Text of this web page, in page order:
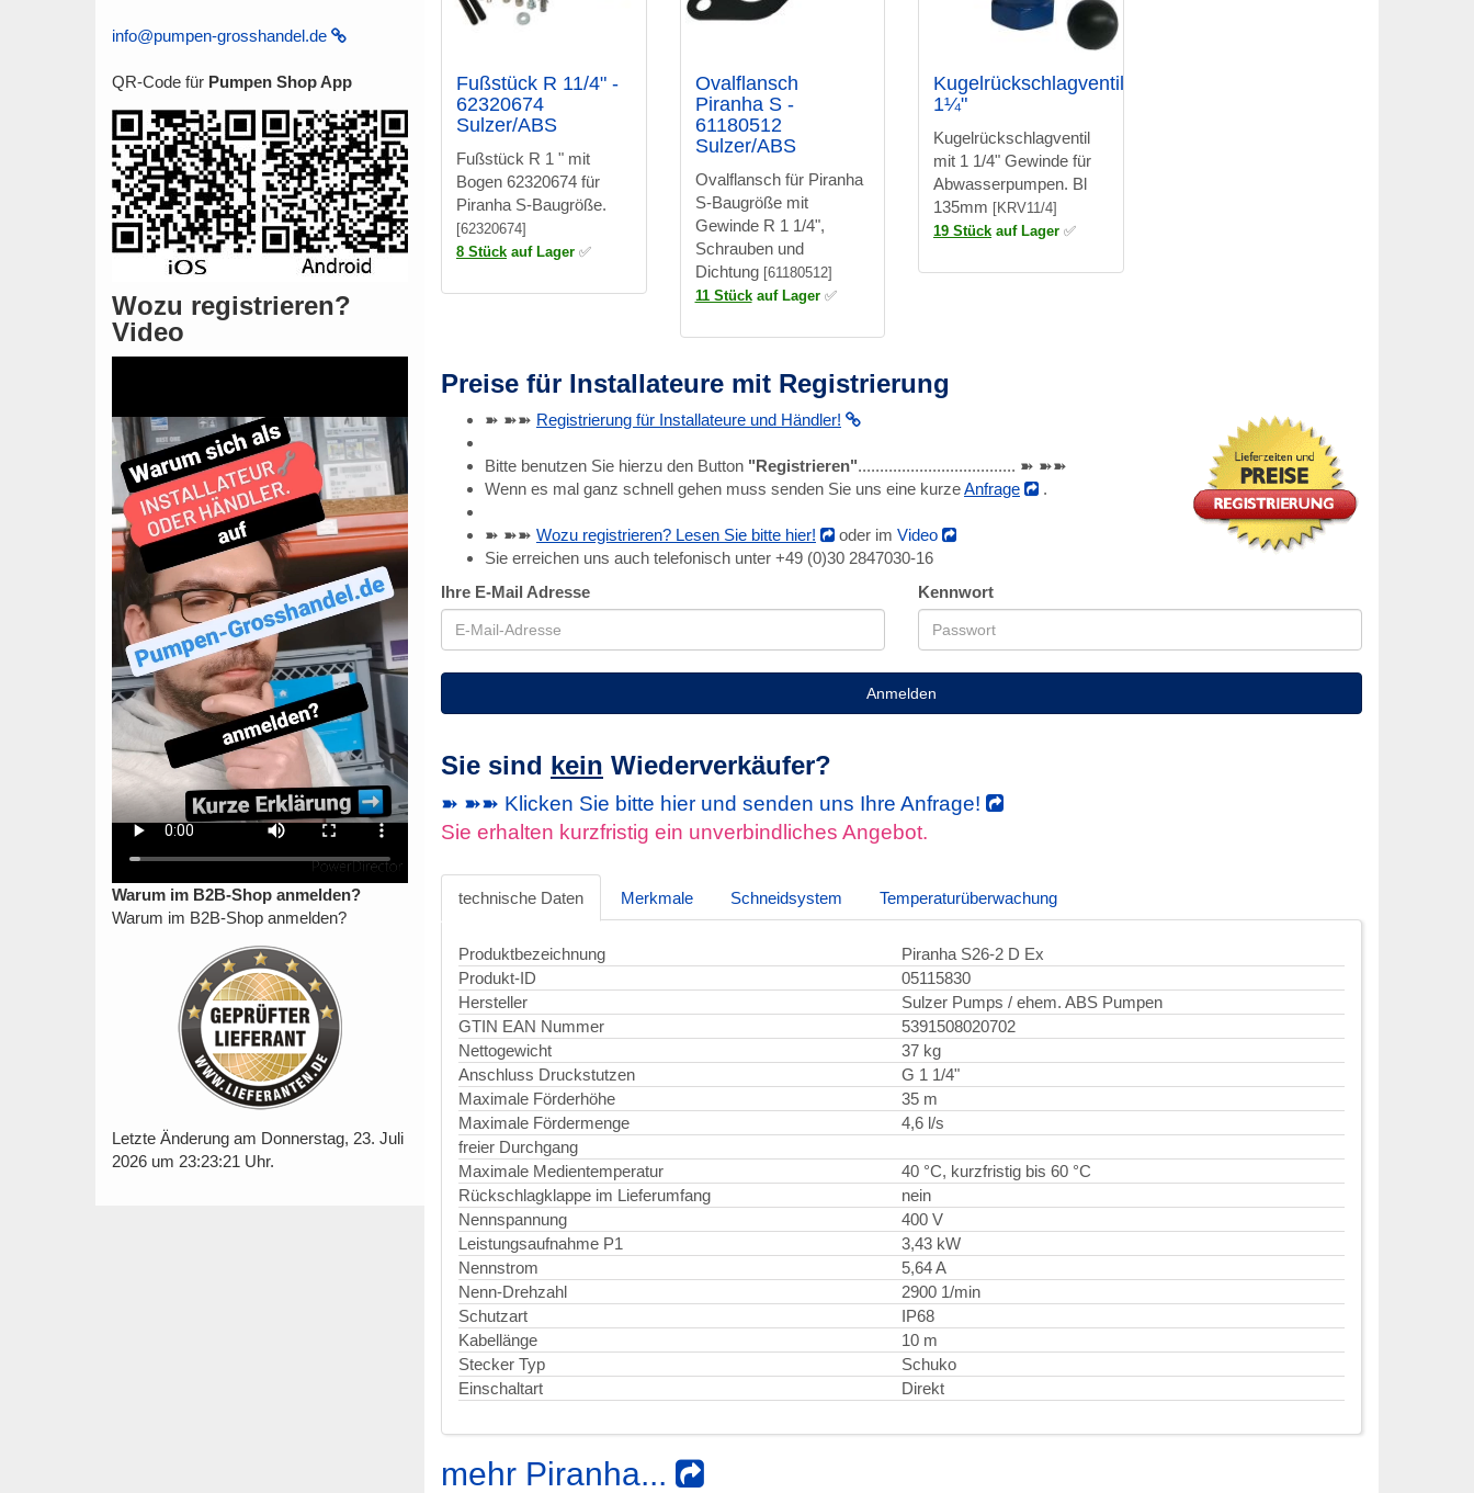
info@pumpen-grosshandel.de
QR-Code für Pumpen Shop App
Wozu registrieren?
Video
Warum im B2B-Shop anmelden?
Warum im B2B-Shop anmelden?
Letzte Änderung am Donnerstag, 23. Juli
2026 um 23:23:21 Uhr.
Fußstück R 11/4" -
62320674
Sulzer/ABS
Fußstück R 1 " mit
Bogen 62320674 für
Piranha S-Baugröße.
[62320674]
8 Stück auf Lager ✅
Ovalflansch
Piranha S -
61180512
Sulzer/ABS
Ovalflansch für Piranha
S-Baugröße mit
Gewinde R 1 1/4",
Schrauben und
Dichtung [61180512]
11 Stückauf Lager✅
Kugelrückschlagventil
1¼"
Kugelrückschlagventil
mit 1 1/4" Gewinde für
Abwasserpumpen. Bl
135mm [KRV11/4]
19 Stück auf Lager ✅
Preise für Installateure mit Registrierung
➽ ➽➽ Registrierung für Installateure und Händler!
Bitte benutzen Sie hierzu den Button "Registrieren".................................... ➽ ➽➽
Wenn es mal ganz schnell gehen muss senden Sie uns eine kurzeAnfrage .
➽ ➽➽ Wozu registrieren? Lesen Sie bitte hier! oder im Video
Sie erreichen uns auch telefonisch unter +49 (0)30 2847030-16
Ihre E-Mail Adresse
Kennwort
Anmelden
Sie sind kein Wiederverkäufer?
➽ ➽➽ Klicken Sie bitte hier und senden uns Ihre Anfrage!
Sie erhalten kurzfristig ein unverbindliches Angebot.
technische Daten Merkmale Schneidsystem Temperaturüberwachung
Produktbezeichnung
Piranha S26-2 D Ex
Produkt-ID
05115830
Hersteller
Sulzer Pumps / ehem. ABS Pumpen
GTIN EAN Nummer
5391508020702
Nettogewicht
37 kg
Anschluss Druckstutzen
G 1 1/4"
Maximale Förderhöhe
35 m
Maximale Fördermenge
4,6 l/s
freier Durchgang
Maximale Medientemperatur
40 °C, kurzfristig bis 60 °C
Rückschlagklappe im Lieferumfang
nein
Nennspannung
400 V
Leistungsaufnahme P1
3,43 kW
Nennstrom
5,64 A
Nenn-Drehzahl
2900 1/min
Schutzart
IP68
Kabellänge
10 m
Stecker Typ
Schuko
Einschaltart
Direkt
mehr Piranha...